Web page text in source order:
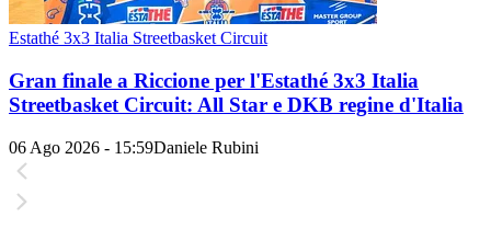
Estathé 3x3 Italia Streetbasket Circuit
Gran finale a Riccione per l'Estathé 3x3 Italia
Streetbasket Circuit: All Star e DKB regine d'Italia
06 Ago 2026 - 15:59Daniele Rubini